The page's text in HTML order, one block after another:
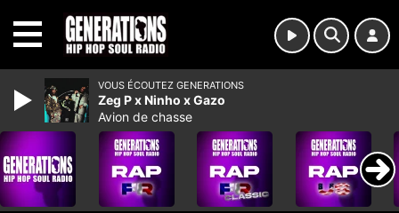
VOUS ÉCOUTEZ GENERATIONS
Zeg P x Ninho x Gazo
Avion de chasse